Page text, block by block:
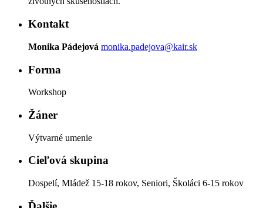
Kontakt
Monika Pádejová monika.padejova@kair.sk
Forma
Workshop
Žáner
Výtvarné umenie
Cieľová skupina
Dospelí, Mládež 15-18 rokov, Seniori, Školáci 6-15 rokov